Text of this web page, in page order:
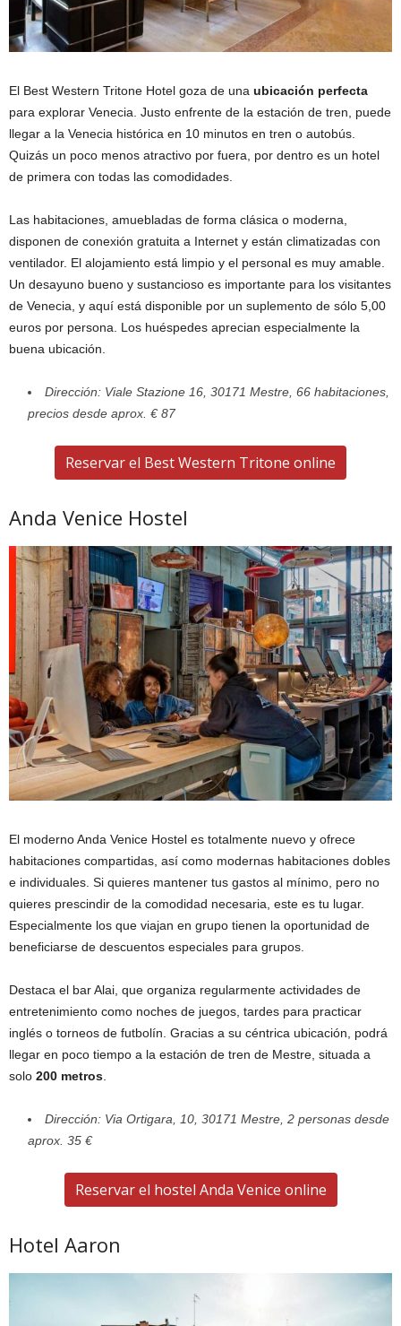
El Best Western Tritone Hotel goza de una ubicación perfecta
para explorar Venecia. Justo enfrente de la estación de tren, puede
llegar a la Venecia histórica en 10 minutos en tren o autobús.
Quizás un poco menos atractivo por fuera, por dentro es un hotel
de primera con todas las comodidades.
Las habitaciones, amuebladas de forma clásica o moderna,
disponen de conexión gratuita a Internet y están climatizadas con
ventilador. El alojamiento está limpio y el personal es muy amable.
Un desayuno bueno y sustancioso es importante para los visitantes
de Venecia, y aquí está disponible por un suplemento de sólo 5,00
euros por persona. Los huéspedes aprecian especialmente la
buena ubicación.
Dirección: Viale Stazione 16, 30171 Mestre, 66 habitaciones,
precios desde aprox. € 87
Reservar el Best Western Tritone online
Anda Venice Hostel
El moderno Anda Venice Hostel es totalmente nuevo y ofrece
habitaciones compartidas, así como modernas habitaciones dobles
e individuales. Si quieres mantener tus gastos al mínimo, pero no
quieres prescindir de la comodidad necesaria, este es tu lugar.
Especialmente los que viajan en grupo tienen la oportunidad de
beneficiarse de descuentos especiales para grupos.
Destaca el bar Alai, que organiza regularmente actividades de
entretenimiento como noches de juegos, tardes para practicar
inglés o torneos de futbolín. Gracias a su céntrica ubicación, podrá
llegar en poco tiempo a la estación de tren de Mestre, situada a
solo 200 metros.
Dirección: Via Ortigara, 10, 30171 Mestre, 2 personas desde
aprox. 35 €
Reservar el hostel Anda Venice online
Hotel Aaron